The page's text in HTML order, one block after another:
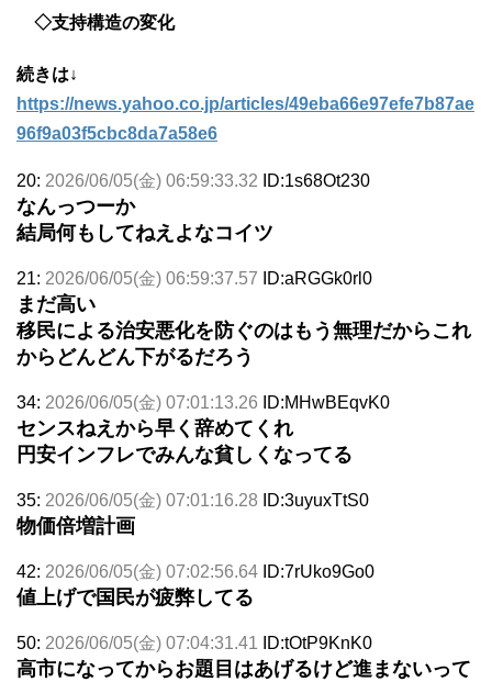
◇支持構造の変化
続きは↓
https://news.yahoo.co.jp/articles/49eba66e97efe7b87ae
96f9a03f5cbc8da7a58e6
20: 2026/06/05(金) 06:59:33.32 ID:1s68Ot230
なんっつーか
結局何もしてねえよなコイツ
21: 2026/06/05(金) 06:59:37.57 ID:aRGGk0rl0
まだ高い
移民による治安悪化を防ぐのはもう無理だからこれ
からどんどん下がるだろう
34: 2026/06/05(金) 07:01:13.26 ID:MHwBEqvK0
センスねえから早く辞めてくれ
円安インフレでみんな貧しくなってる
35: 2026/06/05(金) 07:01:16.28 ID:3uyuxTtS0
物価倍増計画
42: 2026/06/05(金) 07:02:56.64 ID:7rUko9Go0
値上げで国民が疲弊してる
50: 2026/06/05(金) 07:04:31.41 ID:tOtP9KnK0
高市になってからお題目はあげるけど進まないって